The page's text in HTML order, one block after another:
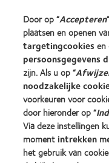
Vind uw opticien
Contactlenzen en
Nieuwe drager
Ervaren drager
Over CooperVision
Vacatures bij
Nieuwscentrum
Door op “Accepteren
plaatsen en openen
targetingcookies
persoonsgegevens
zijn. Als u op “
noodzakelijke
voorkeuren voor
door hieronder op “
Via deze instellingen
moment intrekken
het gebruik van